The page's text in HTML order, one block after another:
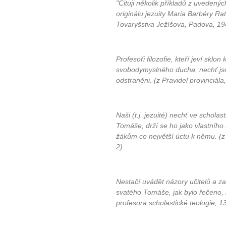
"Cituji několik příkladů z
originálu jezuity Maria Barbéry
Tovaryšstva Ježíšova, Padova,
Profesoři filozofie, kteří jeví sklon
svobodymyslného ducha, nechť
odstraněni. (z Pravidel
Naši (t.j. jezuité) nechť ve
Tomáše, drží se ho jako
žákům co největší úctu k němu.
2)
Nestačí uvádět názory učitelů a
svatého Tomáše, jak bylo
profesora scholastické teologie,